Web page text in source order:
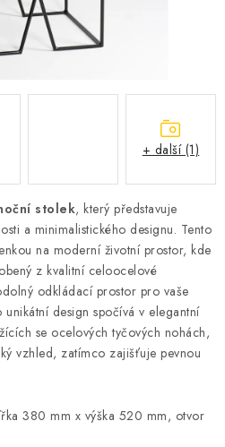
dobírka
stolek, který představuje
a minimalistického designu. Tento
na moderní životní prostor, kde
z kvalitní celoocelové
odkládací prostor pro vaše
unikátní design spočívá v elegantní
se ocelových tyčových nohách,
vzhled, zatímco zajišťuje pevnou
380 mm x výška 520 mm, otvor
+ další (1)